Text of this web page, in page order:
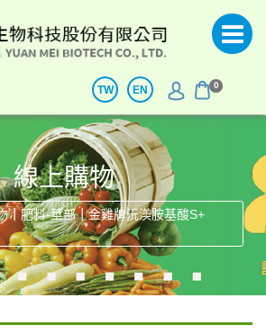
0
TW EN
線上購物
| 肥料-莖部 | 金雞牌沅渼胺基酸S+